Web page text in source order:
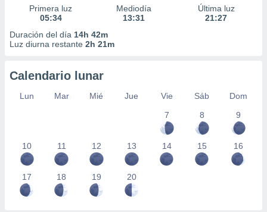
Primera luz
05:34
Mediodía
13:31
Última luz
21:27
Duración del día 14h 42m
Luz diurna restante 2h 21m
Calendario lunar
Lun Mar Mié Jue Vie Sáb
Dom
7
8 9
10 11 12 13 14 15 16
17 18 19 20